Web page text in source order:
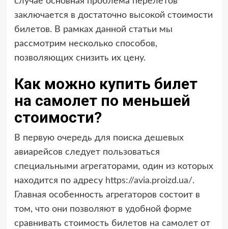
заключается в достаточно высокой стоимости
билетов. В рамках данной статьи мы
рассмотрим несколько способов,
позволяющих снизить их цену.
Как можно купить билет
на самолет по меньшей
стоимости?
В первую очередь для поиска дешевых
авиарейсов следует пользоваться
специальными агрегаторами, один из которых
находится по адресу https://avia.proizd.ua/.
Главная особенность агрегаторов состоит в
том, что они позволяют в удобной форме
сравнивать стоимость билетов на самолет от